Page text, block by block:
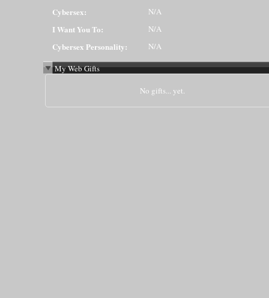
Cybersex: N/A
I Want You To: N/A
Cybersex Personality: N/A
My Web Gifts
No gifts... yet.